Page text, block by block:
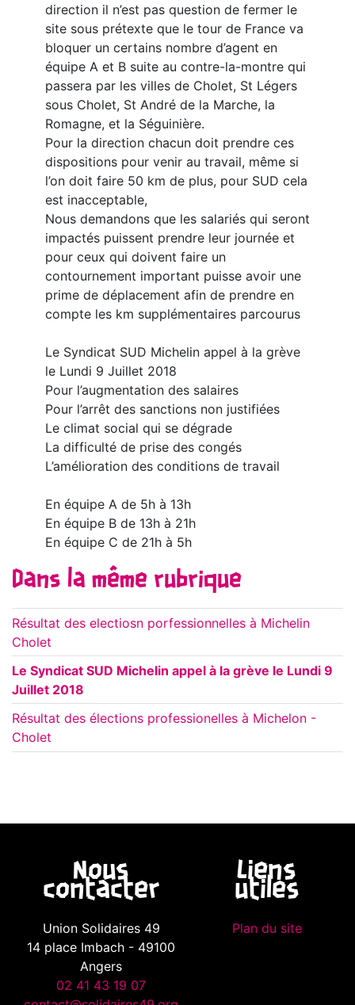
direction il n’est pas question de fermer le
site sous prétexte que le tour de France va
bloquer un certains nombre d’agent en
équipe A et B suite au contre-la-montre qui
passera par les villes de Cholet, St Légers
sous Cholet, St André de la Marche, la
Romagne, et la Séguinière.
Pour la direction chacun doit prendre ces
dispositions pour venir au travail, même si
l’on doit faire 50 km de plus, pour SUD cela
est inacceptable,
Nous demandons que les salariés qui seront
impactés puissent prendre leur journée et
pour ceux qui doivent faire un
contournement important puisse avoir une
prime de déplacement afin de prendre en
compte les km supplémentaires parcourus
Le Syndicat SUD Michelin appel à la grève
le Lundi 9 Juillet 2018
Pour l’augmentation des salaires
Pour l’arrêt des sanctions non justifiées
Le climat social qui se dégrade
La difficulté de prise des congés
L’amélioration des conditions de travail
En équipe A de 5h à 13h
En équipe B de 13h à 21h
En équipe C de 21h à 5h
Dans la même rubrique
Résultat des electiosn porfessionnelles à Michelin
Cholet
Le Syndicat SUD Michelin appel à la grève le Lundi 9
Juillet 2018
Résultat des élections professionelles à Michelon -
Cholet
Nous
contacter
Union Solidaires 49
14 place Imbach - 49100
Angers
02 41 43 19 07
Liens
utiles
Plan du site